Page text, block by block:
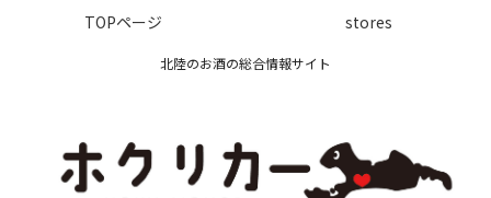
北陸のお酒の総合情報サイト
TOPページ stores